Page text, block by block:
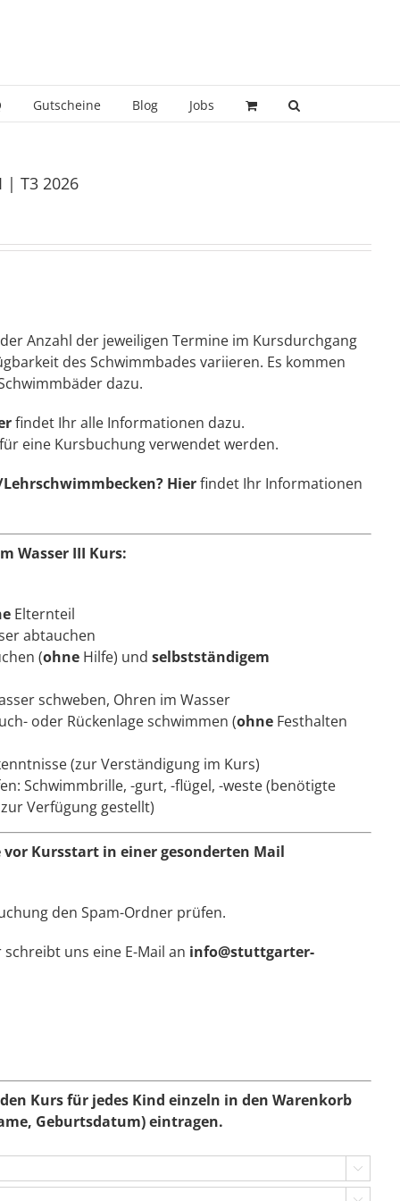
Gutscheine Blog Jobs
| T3 2026
Anzahl der jeweiligen Termine im Kursdurchgang
des Schwimmbades variieren. Es kommen
dazu.
findet Ihr alle Informationen dazu.
eine Kursbuchung verwendet werden.
Hierfindet Ihr Informationen
Wasser III Kurs:
Elternteil
abtauchen
(ohne Hilfe) und selbstständigem
schweben, Ohren im Wasser
oder Rückenlage schwimmen (ohne Festhalten
(zur Verständigung im Kurs)
Schwimmbrille, -gurt, -flügel, -weste (benötigte
Verfügung gestellt)
Kursstart in einer gesonderten Mail
den Spam-Ordner prüfen.
uns eine E-Mail an info@stuttgarter-
Kurs für jedes Kind einzeln in den Warenkorb
Geburtsdatum) eintragen.
